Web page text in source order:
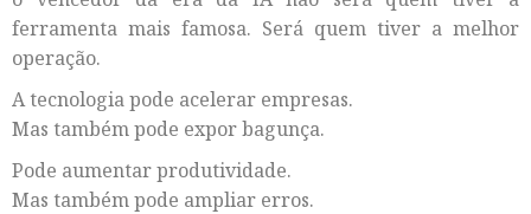
ferramenta mais famosa. Será quem tiver a melhor
operação.
A tecnologia pode acelerar empresas.
Mas também pode expor bagunça.
Pode aumentar produtividade.
Mas também pode ampliar erros.